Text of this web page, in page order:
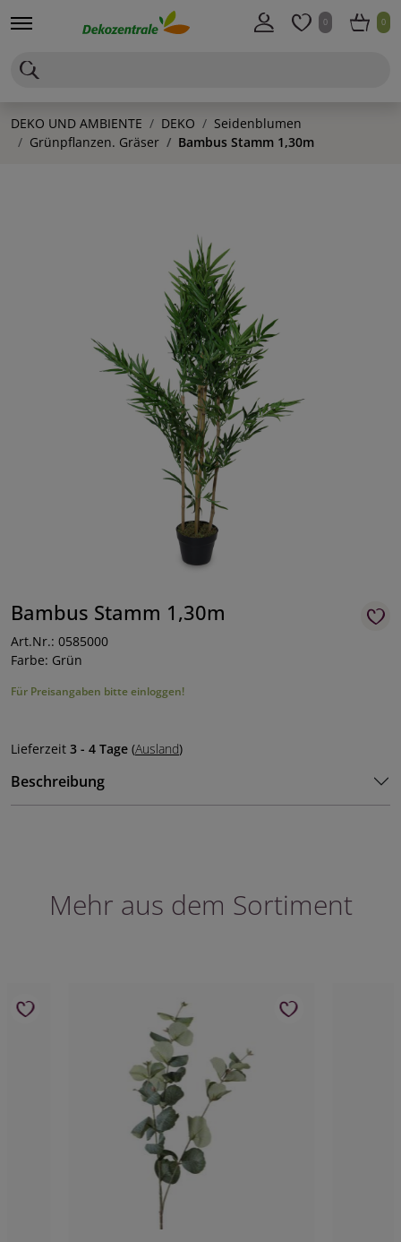
0 0
DEKO UND AMBIENTE DEKO
Seidenblumen
Grünpflanzen. Gräser
Bambus Stamm 1,30m
Bambus Stamm 1,30m
Art.Nr.: 0585000
Farbe: Grün
Für Preisangaben bitte einloggen!
Lieferzeit 3 - 4 Tage (Ausland)
Beschreibung
Mehr aus dem Sortiment